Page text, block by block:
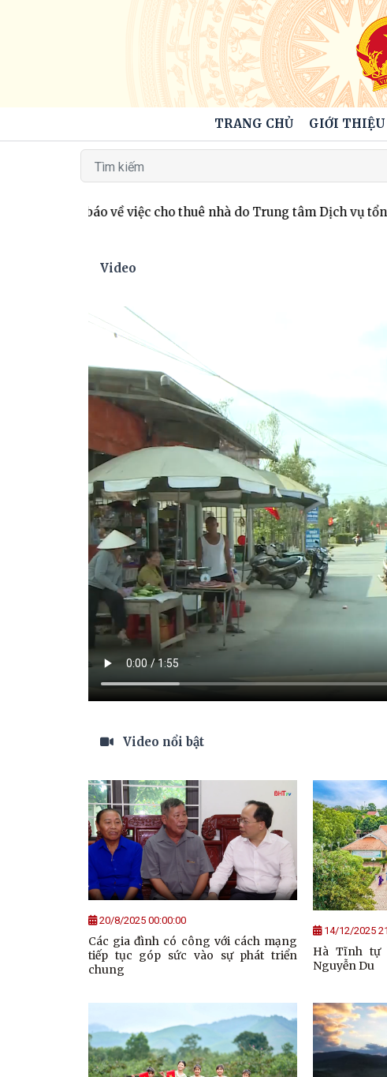
TRANG CHỦ GIỚI THIỆU
Thông báo về việc cho thuê nhà do Trung tâm Dịch vụ tổng
Video
Video nổi bật
20/8/2025 00:00:00
Các gia đình có công với cách mạng
tiếp tục góp sức vào sự phát triển
chung
14/12/2025
Hà Tĩnh tự
Nguyễn Du